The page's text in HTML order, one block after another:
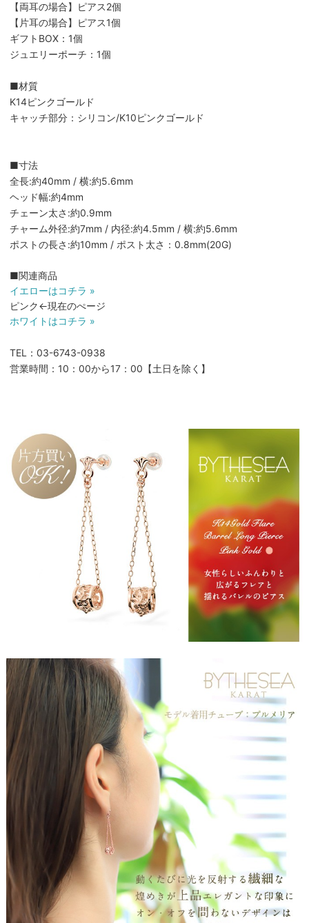
【両耳の場合】ピアス2個
【片耳の場合】ピアス1個
ギフトBOX：1個
ジュエリーポーチ：1個
■材質
K14ピンクゴールド
キャッチ部分：シリコン/K10ピンクゴールド
■寸法
全長:約40mm / 横:約5.6mm
ヘッド幅:約4mm
チェーン太さ:約0.9mm
チャーム外径:約7mm / 内径:約4.5mm / 横:約5.6mm
ポストの長さ:約10mm / ポスト太さ：0.8mm(20G)
■関連商品
イエローはコチラ »
ピンク←現在のぺージ
ホワイトはコチラ »
TEL：03-6743-0938
営業時間：10：00から17：00【土日を除く】